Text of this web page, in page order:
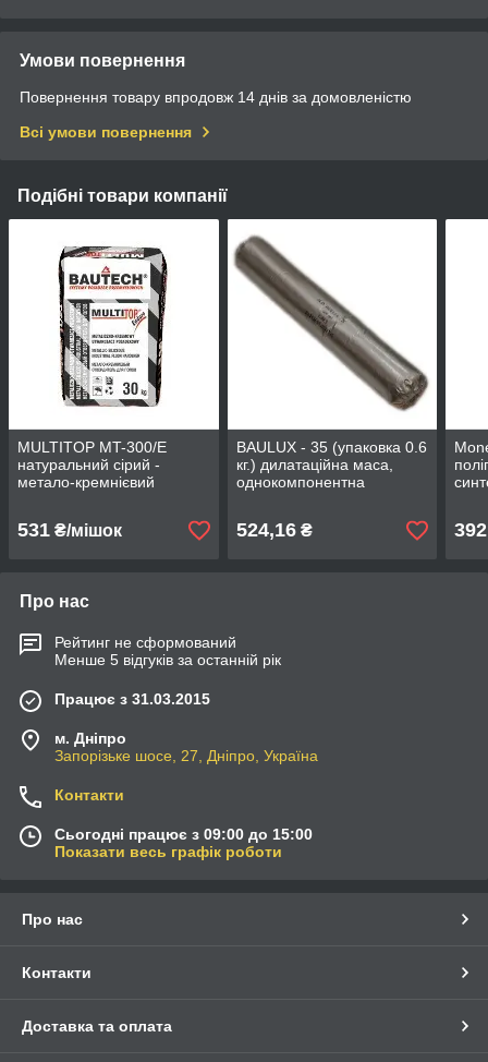
Умови повернення
Повернення товару впродовж 14 днів за домовленістю
Всі умови повернення
Подібні товари компанії
MULTITOP MT-300/Е
натуральний сірий -
метало-кремнієвий
531 ₴/мішок
BAULUX - 35 (упаковка 0.6
кг.) дилатаційна маса,
однокомпонентна
524,16₴
Про нас
Рейтинг не сформований
Менше 5 відгуків за останній рік
Працює з 31.03.2015
м. Дніпро
Запорізьке шосе, 27, Дніпро, Україна
Контакти
Сьогодні працює з 09:00 до 15:00
Показати весь графік роботи
Про нас
Контакти
Доставка та оплата